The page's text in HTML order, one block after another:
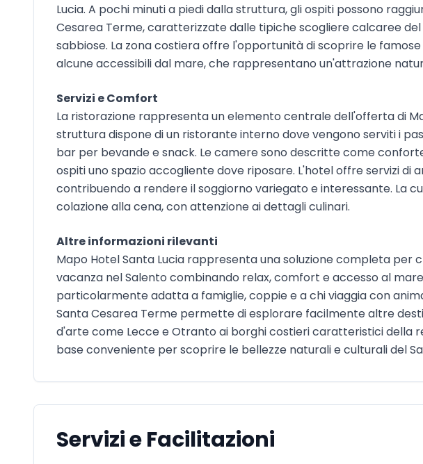
Lucia. A pochi minuti a piedi dalla struttura, gli ospiti possono
Cesarea Terme, caratterizzate dalle tipiche scogliere calcaree
sabbiose. La zona costiera offre l'opportunità di scoprire le
alcune accessibili dal mare, che rappresentano un'attrazione
Servizi e Comfort
La ristorazione rappresenta un elemento centrale dell'offerta di
struttura dispone di un ristorante interno dove vengono serviti i
bar per bevande e snack. Le camere sono descritte come
ospiti uno spazio accogliente dove riposare. L'hotel offre servizi di
contribuendo a rendere il soggiorno variegato e interessante. La
colazione alla cena, con attenzione ai dettagli culinari.
Altre informazioni rilevanti
Mapo Hotel Santa Lucia rappresenta una soluzione completa per
vacanza nel Salento combinando relax, comfort e accesso al
particolarmente adatta a famiglie, coppie e a chi viaggia con
Santa Cesarea Terme permette di esplorare facilmente altre
d'arte come Lecce e Otranto ai borghi costieri caratteristici della
base conveniente per scoprire le bellezze naturali e culturali del
Servizi e Facilitazioni